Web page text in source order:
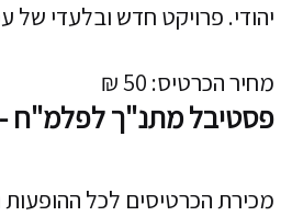
יהודי. פרויקט חדש ובלעדי של
מחיר הכרטיס: 50 ₪
פסטיבל מתנ"ך לפלמ"ח -
מכירת הכרטיסים לכל